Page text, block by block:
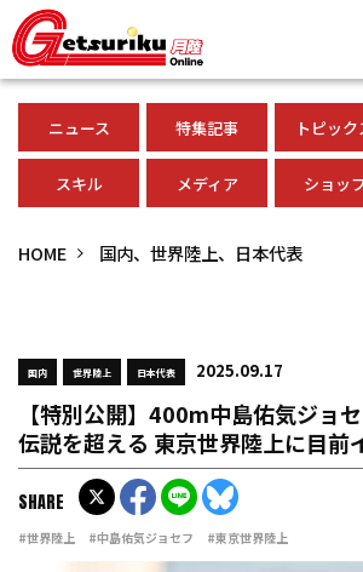
ニュース 特集記事 トピック
スキル メディア ショッ
HOME 国内、世界陸上、日本代表
国内 世界陸上 日本代表 2025.09.17
【特別公開】400m中島佑気ジョセ
伝説を超える 東京世界陸上に目前
#世界陸上 #中島佑気ジョセフ #東京世界陸上
SHARE